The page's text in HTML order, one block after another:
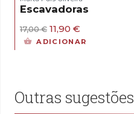
Escavadoras
17,00€ O
preço
11,90 €
preço
ADICIONAR
Outras sugestões